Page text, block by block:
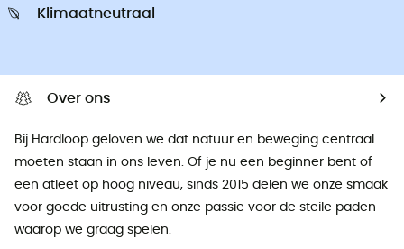
Klimaatneutraal
Over ons
Bij Hardloop geloven we dat natuur en beweging centraal
moeten staan ​​in ons leven. Of je nu een beginner bent of
een atleet op hoog niveau, sinds 2015 delen we onze smaak
voor goede uitrusting en onze passie voor de steile paden
waarop we graag spelen.